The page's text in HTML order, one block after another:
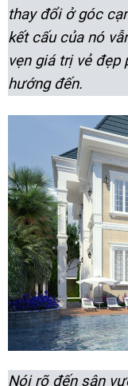
thay đổi ở góc
kết cấu của nó
vẹn giá trị vẻ đẹp
hướng đến.
Nói rõ đến sân